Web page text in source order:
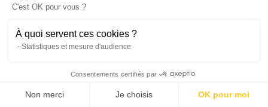
C'est OK pour vous ?
À quoi servent ces cookies ?
Statistiques et mesure d'audience
Consentements certifiés par
Non merci Je choisis OK pour moi
Nouveauté